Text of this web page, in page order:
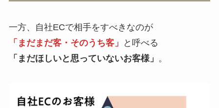
一方、自社ECで相手をすべきなのが
「まだまだ客・そのうち客」
と呼べる
「まだほしいと思っていないお客様」 。